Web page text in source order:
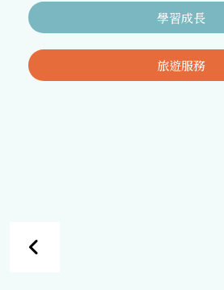
學習成長
旅遊服務